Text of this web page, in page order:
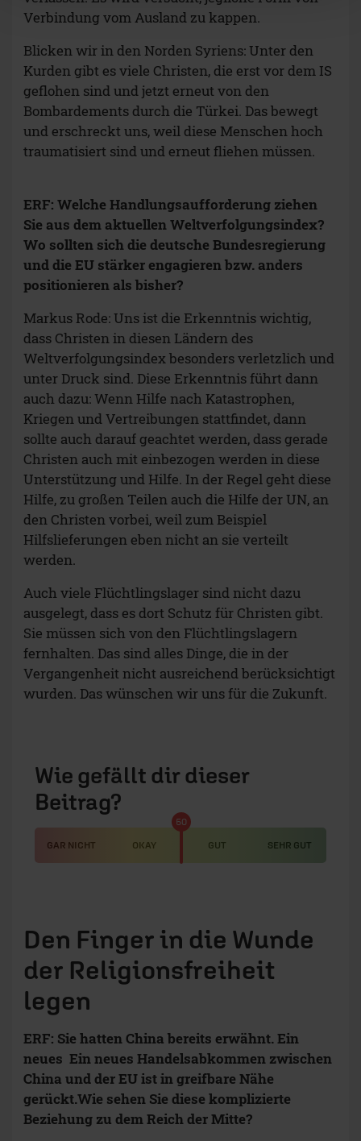
Verbindung vom Ausland zu kappen.
Blicken wir in den Norden Syriens: Unter den
Kurden gibt es viele Christen, die erst vor dem IS
geflohen sind und jetzt erneut von den
Bombardements durch die Türkei. Das bewegt
und erschreckt uns, weil diese Menschen hoch
traumatisiert sind und erneut fliehen müssen.
ERF: Welche Handlungsaufforderung ziehen
Sie aus dem aktuellen Weltverfolgungsindex?
Wo sollten sich die deutsche Bundesregierung
und die EU stärker engagieren bzw. anders
positionieren als bisher?
Markus Rode: Uns ist die Erkenntnis wichtig,
dass Christen in diesen Ländern des
Weltverfolgungsindex besonders verletzlich und
unter Druck sind. Diese Erkenntnis führt dann
auch dazu: Wenn Hilfe nach Katastrophen,
Kriegen und Vertreibungen stattfindet, dann
sollte auch darauf geachtet werden, dass gerade
Christen auch mit einbezogen werden in diese
Unterstützung und Hilfe. In der Regel geht diese
Hilfe, zu großen Teilen auch die Hilfe der UN, an
den Christen vorbei, weil zum Beispiel
Hilfslieferungen eben nicht an sie verteilt
werden.
Auch viele Flüchtlingslager sind nicht dazu
ausgelegt, dass es dort Schutz für Christen gibt.
Sie müssen sich von den Flüchtlingslagern
fernhalten. Das sind alles Dinge, die in der
Vergangenheit nicht ausreichend berücksichtigt
wurden. Das wünschen wir uns für die Zukunft.
Wie gefällt dir dieser
Beitrag?
GAR NICHT OKAY GUT SEHR GUT
50
Den Finger in die Wunde
der Religionsfreiheit
legen
ERF: Sie hatten China bereits erwähnt. Ein
neues Ein neues Handelsabkommen zwischen
China und der EU ist in greifbare Nähe
gerückt.Wie sehen Sie diese komplizierte
Beziehung zu dem Reich der Mitte?